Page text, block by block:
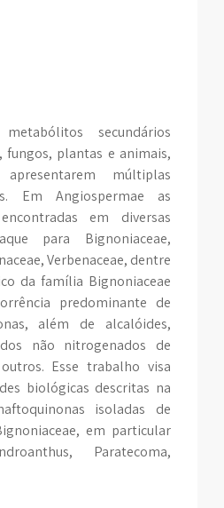
secundários
fungos, plantas e animais,
múltiplas
Em Angiospermae as
em diversas
para Bignoniaceae,
Verbenaceae, dentre
da família Bignoniaceae
predominante de
além de alcalóides,
não nitrogenados de
Esse trabalho visa
biológicas descritas na
isoladas de
em particular
Paratecoma,